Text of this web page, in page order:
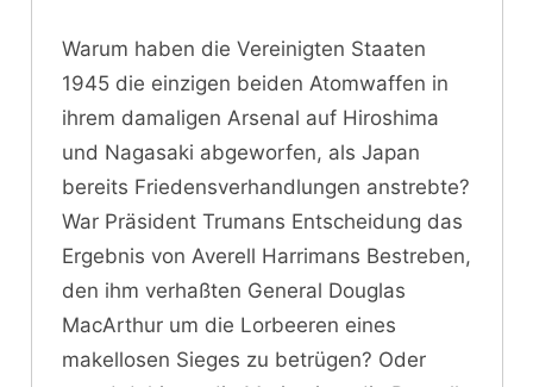
Warum haben die Vereinigten Staaten
1945 die einzigen beiden Atomwaffen in
ihrem damaligen Arsenal auf Hiroshima
und Nagasaki abgeworfen, als Japan
bereits Friedensverhandlungen anstrebte?
War Präsident Trumans Entscheidung das
Ergebnis von Averell Harrimans Bestreben,
den ihm verhaßten General Douglas
MacArthur um die Lorbeeren eines
makellosen Sieges zu betrügen? Oder